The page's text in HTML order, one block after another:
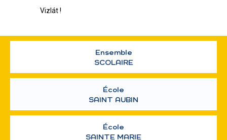
Vizlát !
Ensemble
SCOLAIRE
École
SAINT AUBIN
École
SAINTE MARIE